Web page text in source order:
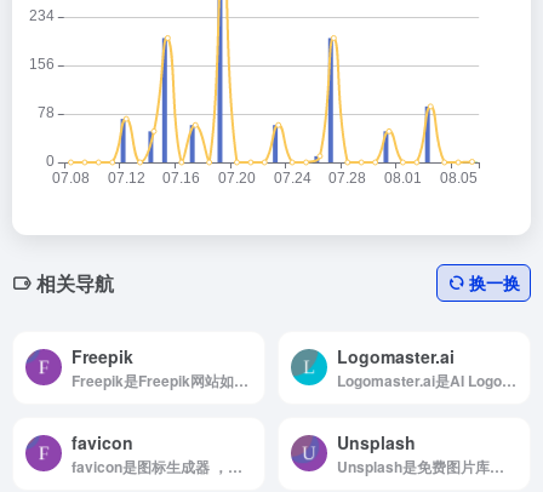
相关导航 换一换
Freepik
Freepik是Freepik网站如何使用 浏览...
Logomaster.ai
Logomaster.ai是AI Logo生成工具
favicon
favicon是图标生成器 ，在线制作favicon图标
Unsplash
Unsplash是免费图片库，适合任何项目使用，无版权限制